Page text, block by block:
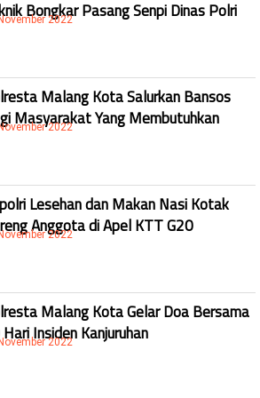
Bongkar Pasang Senpi Dinas Polri
2022
Malang Kota Salurkan Bansos
Masyarakat Yang Membutuhkan
2022
Lesehan dan Makan Nasi Kotak
Anggota di Apel KTT G20
2022
Malang Kota Gelar Doa Bersama
Hari Insiden Kanjuruhan
2022